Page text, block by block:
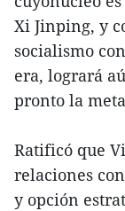
Xi Jinping, y
socialismo
era, logrará
pronto la
Ratificó que
relaciones
y opción